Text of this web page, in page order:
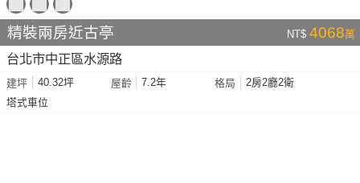
精裝兩房近古亭 NT$ 4068萬
台北市中正區水源路
建坪 40.32坪 屋齡 7.2年 格局
2房2廳2衛
塔式車位